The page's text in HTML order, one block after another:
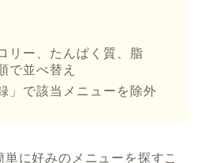
リー、たんぱく質、脂
で並べ替え
」で該当メニューを除外
に好みのメニューを探すこ